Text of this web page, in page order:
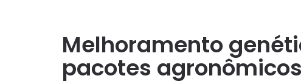
Melhoramento
pacotes